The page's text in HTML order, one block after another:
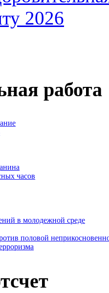
2026
работа
часов
в молодежной среде
половой